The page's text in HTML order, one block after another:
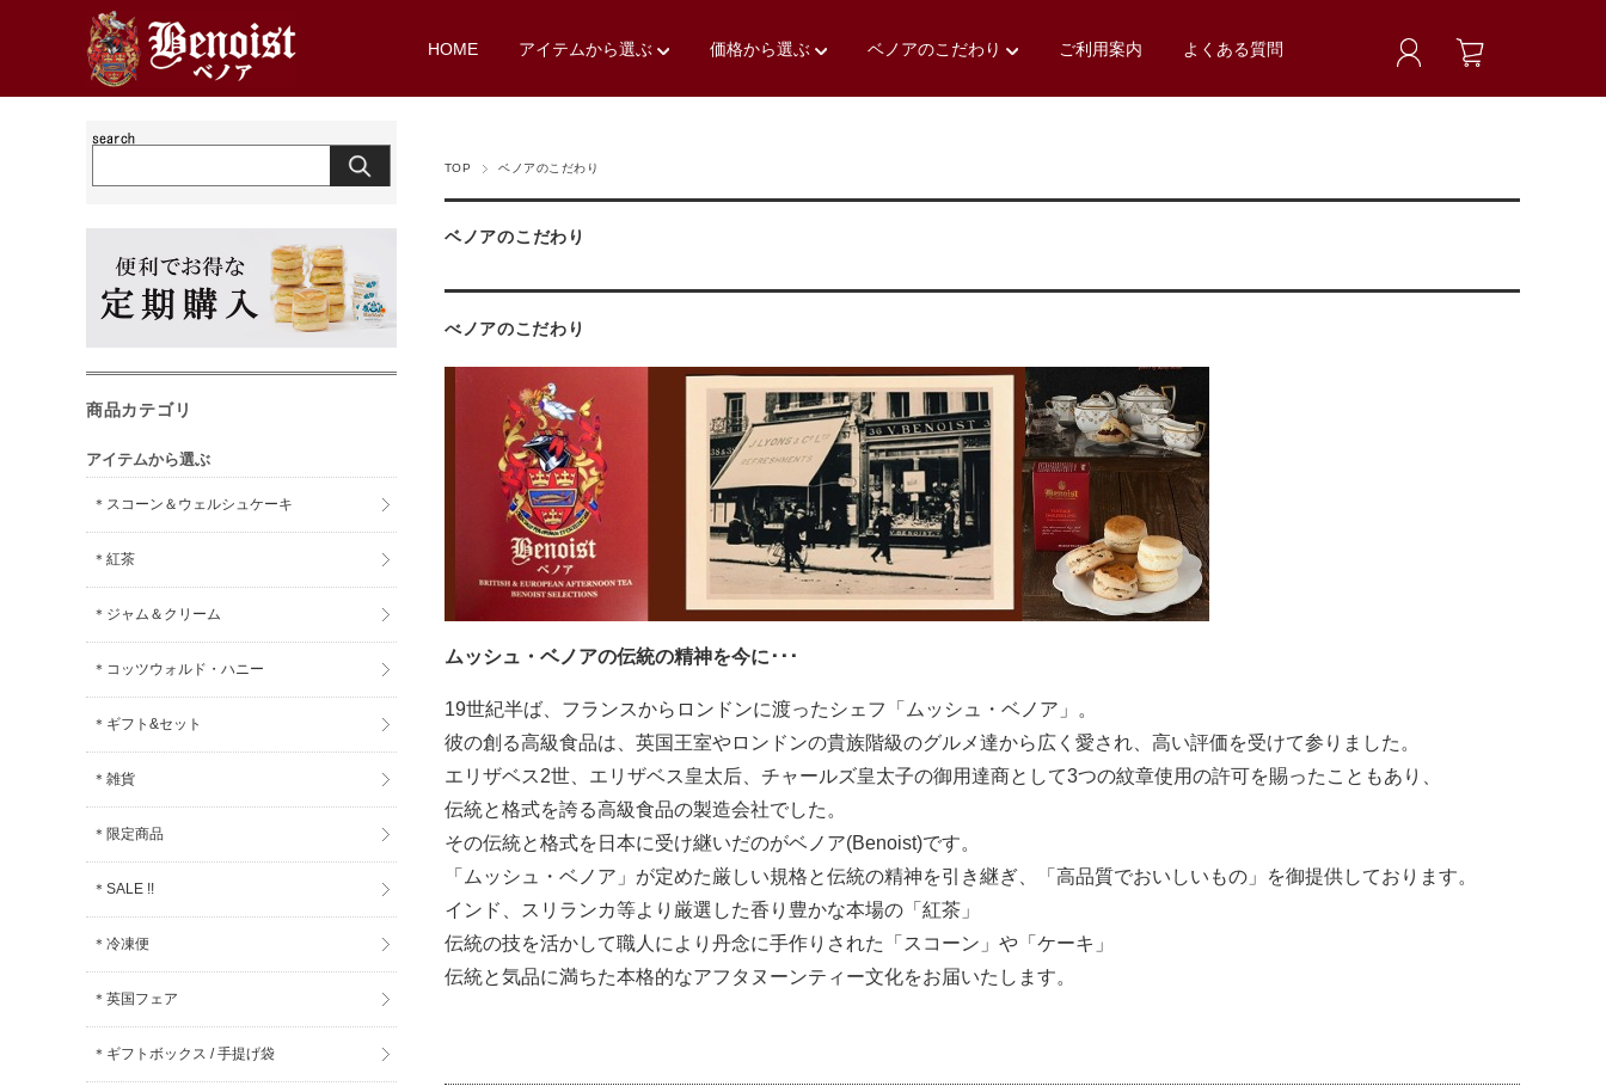
HOME アイテムから選ぶ 価格から選ぶ ベノアのこだわり ご利用案内 よくある質問
TOP ベノアのこだわり
ベノアのこだわり
べノアのこだわり
ムッシュ・ベノアの伝統の精神を今に･･･
19世紀半ば、フランスからロンドンに渡ったシェフ「ムッシュ・ベノア」。
彼の創る高級食品は、英国王室やロンドンの貴族階級のグルメ達から広く愛され、高い評価を受けて参りました。
エリザベス2世、エリザベス皇太后、チャールズ皇太子の御用達商として3つの紋章使用の許可を賜ったこともあり、
伝統と格式を誇る高級食品の製造会社でした。
その伝統と格式を日本に受け継いだのがベノア(Benoist)です。
「ムッシュ・ベノア」が定めた厳しい規格と伝統の精神を引き継ぎ、「高品質でおいしいもの」を御提供しております。
インド、スリランカ等より厳選した香り豊かな本場の「紅茶」
伝統の技を活かして職人により丹念に手作りされた「スコーン」や「ケーキ」
伝統と気品に満ちた本格的なアフタヌーンティー文化をお届いたします。
商品カテゴリ
アイテムから選ぶ
＊スコーン＆ウェルシュケーキ
＊紅茶
＊ジャム＆クリーム
＊コッツウォルド・ハニー
＊ギフト&セット
＊雑貨
＊限定商品
＊SALE !!
＊冷凍便
＊英国フェア
＊ギフトボックス / 手提げ袋